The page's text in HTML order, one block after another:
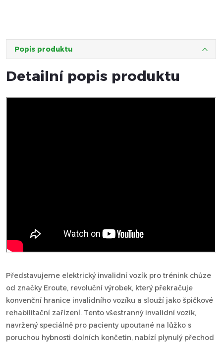
Popis produktu
Detailní popis produktu
Představujeme elektrický invalidní vozík pro trénink chůze
od značky Eroute, revoluční výrobek, který překračuje
konvenční hranice invalidního vozíku a slouží jako špičkové
rehabilitační zařízení. Tento všestranný invalidní vozík,
navržený speciálně pro pacienty upoutané na lůžko s
poruchou hybnosti dolních končetin, nabízí plynulý přechod